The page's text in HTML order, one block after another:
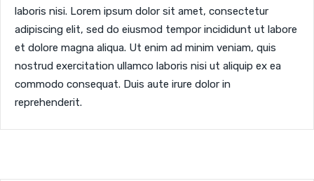
laboris nisi. Lorem ipsum dolor sit amet, consectetur
adipiscing elit, sed do eiusmod tempor incididunt ut labore
et dolore magna aliqua. Ut enim ad minim veniam, quis
nostrud exercitation ullamco laboris nisi ut aliquip ex ea
commodo consequat. Duis aute irure dolor in
reprehenderit.